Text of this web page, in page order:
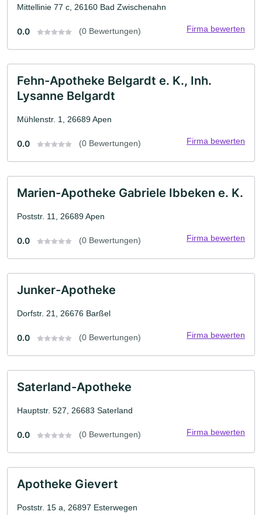
Mittellinie 77 c, 26160 Bad Zwischenahn
0.0 (0 Bewertungen) Firma bewerten
Fehn-Apotheke Belgardt e. K., Inh.
Lysanne Belgardt
Mühlenstr. 1, 26689 Apen
0.0 (0 Bewertungen) Firma bewerten
Marien-Apotheke Gabriele Ibbeken e. K.
Poststr. 11, 26689 Apen
0.0 (0 Bewertungen) Firma bewerten
Junker-Apotheke
Dorfstr. 21, 26676 Barßel
0.0 (0 Bewertungen) Firma bewerten
Saterland-Apotheke
Hauptstr. 527, 26683 Saterland
0.0 (0 Bewertungen) Firma bewerten
Apotheke Gievert
Poststr. 15 a, 26897 Esterwegen